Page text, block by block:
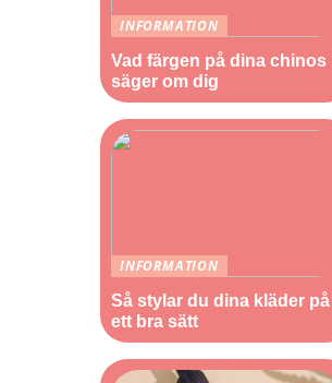
INFORMATION
Vad färgen på dina chinos
säger om dig
INFORMATION
Så stylar du dina kläder på
ett bra sätt